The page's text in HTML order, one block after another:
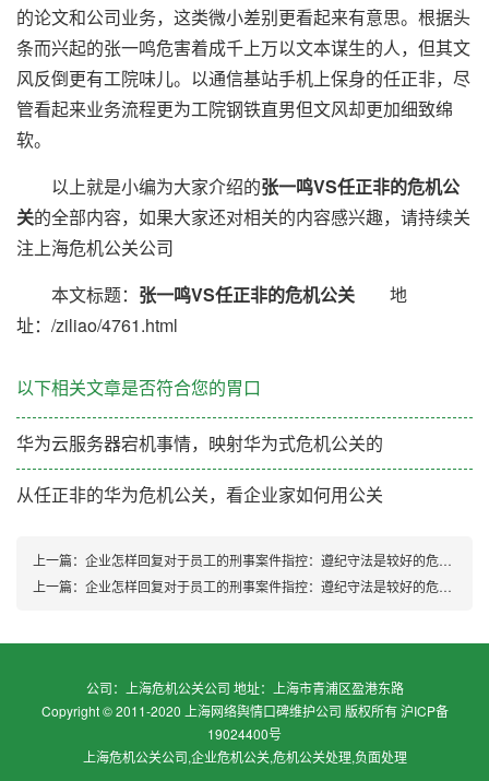
的论文和公司业务，这类微小差别更看起来有意思。根据头
条而兴起的张一鸣危害着成千上万以文本谋生的人，但其文
风反倒更有工院味儿。以通信基站手机上保身的任正非，尽
管看起来业务流程更为工院钢铁直男但文风却更加细致绵
软。
以上就是小编为大家介绍的张一鸣VS任正非的危机公
关的全部内容，如果大家还对相关的内容感兴趣，请持续关
注上海危机公关公司
本文标题： 张一鸣VS任正非的危机公关 地
址：/ziliao/4761.html
以下相关文章是否符合您的胃口
华为云服务器宕机事情，映射华为式危机公关的
从任正非的华为危机公关，看企业家如何用公关
上一篇： 企业怎样回复对于员工的刑事案件指控：遵纪守法是较好的危机公关
上一篇： 企业怎样回复对于员工的刑事案件指控：遵纪守法是较好的危机公关
公司：上海危机公关公司 地址：上海市青浦区盈港东路
Copyright © 2011-2020 上海网络舆情口碑维护公司 版权所有沪ICP备
19024400号
上海危机公关公司,企业危机公关,危机公关处理,负面处理